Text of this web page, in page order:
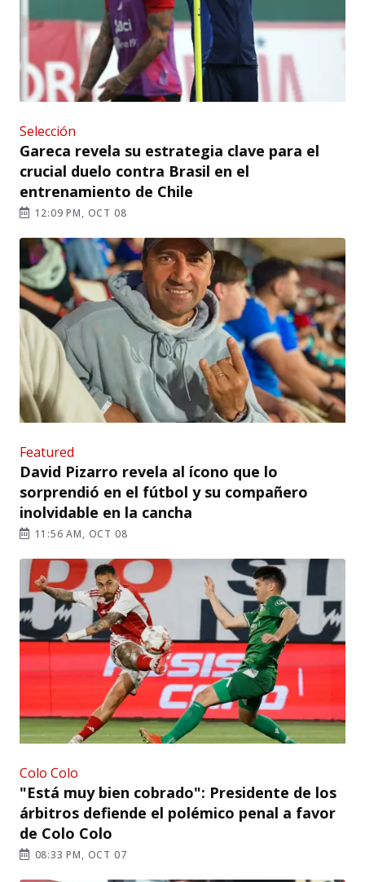
Selección
Gareca revela su estrategia clave para el
crucial duelo contra Brasil en el
entrenamiento de Chile
12:09 PM, OCT 08
Featured
David Pizarro revela al ícono que lo
sorprendió en el fútbol y su compañero
inolvidable en la cancha
11:56 AM, OCT 08
Colo Colo
"Está muy bien cobrado": Presidente de los
árbitros defiende el polémico penal a favor
de Colo Colo
08:33 PM, OCT 07